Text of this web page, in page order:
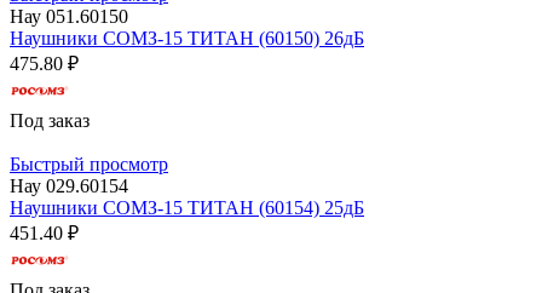
Нау 051.60150
Наушники СОМЗ-15 ТИТАН (60150) 26дБ
475.80 ₽
Под заказ
Быстрый просмотр
Нау 029.60154
Наушники СОМЗ-15 ТИТАН (60154) 25дБ
451.40 ₽